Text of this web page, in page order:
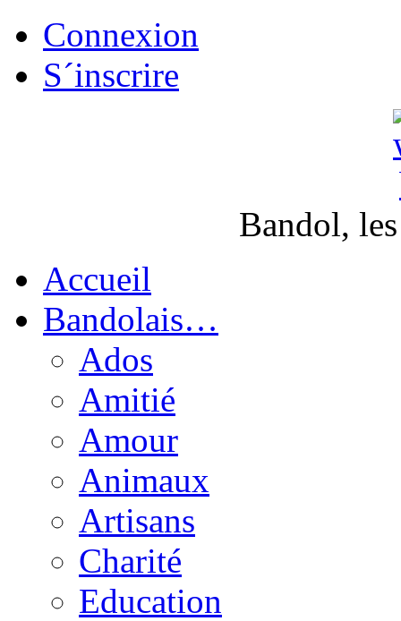
Connexion
S´inscrire
Bandol,
Accueil
Bandolais…
Ados
Amitié
Amour
Animaux
Artisans
Charité
Education